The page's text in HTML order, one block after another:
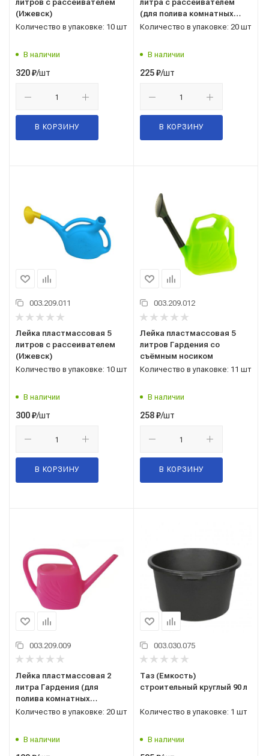
литров с рассеивателем
(Ижевск)
Количество в упаковке: 10 шт
В наличии
320₽/шт
В КОРЗИНУ
литра с рассеивателем
(для полива комнатных
растений) Ижевск
Количество в упаковке: 20 шт
В наличии
225₽/шт
В КОРЗИНУ
003.209.011
Лейка пластмассовая 5
литров с рассеивателем
(Ижевск)
Количество в упаковке: 10 шт
В наличии
300₽/шт
В КОРЗИНУ
003.209.012
Лейка пластмассовая 5
литров Гардения со
съёмным носиком
Количество в упаковке: 11 шт
В наличии
258₽/шт
В КОРЗИНУ
003.209.009
Лейка пластмассовая 2
литра Гардения (для
полива комнатных
растений)
Количество в упаковке: 20 шт
В наличии
003.030.075
Таз (Емкость)
строительный круглый 90 л
Количество в упаковке: 1 шт
В наличии